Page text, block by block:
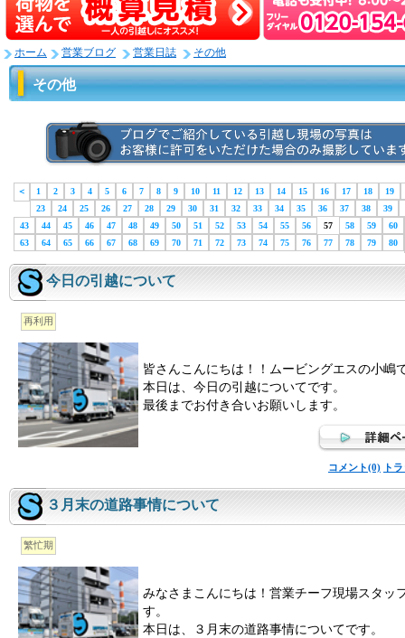
ホーム 営業ブログ 営業日誌 その他
その他
＜ 1 2 3 4 5 6 7 8 9 10 11 12 13 14 15 16 17 18 19
23
24 25 26 27 28 29 30 31 32 33 34 35 36 37 38 39
43
44 45 46 47 48 49 50 51 52 53 54 55 56 57 58 59
60
63
64 65 66 67 68 69 70 71 72 73 74 75 76 77 78 79 80
今日の引越について
再利用
皆さんこんにちは！！ムービングエスの小嶋
本日は、今日の引越についてです。
最後までお付き合いお願いします。
コメント(0) ト
３月末の道路事情について
繁忙期
みなさまこんにちは！営業チーフ現場スタッ
す。
本日は、３月末の道路事情についてです。